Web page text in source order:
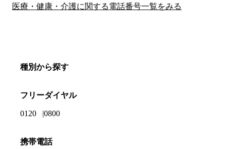
医療・健康・介護に関する電話番号一覧をみる
種別から探す
フリーダイヤル
0120 0800
携帯電話